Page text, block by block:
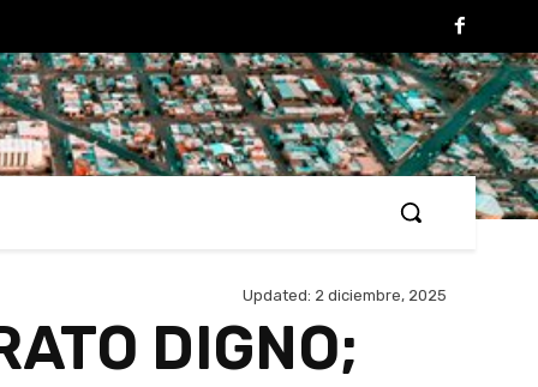
Updated: 2 diciembre, 2025
DIGNO;